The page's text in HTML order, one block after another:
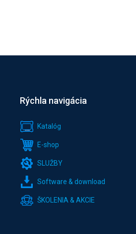
Rýchla navigácia
Katalóg
E-shop
SLUŽBY
Software & download
ŠKOLENIA & AKCIE